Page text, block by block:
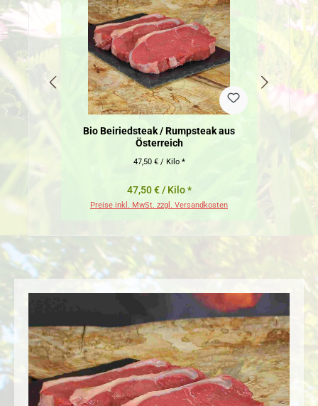
Bio Beiriedsteak / Rumpsteak aus
Österreich
47,50 € / Kilo *
47,50 € / Kilo *
Preise inkl. MwSt. zzgl. Versandkosten